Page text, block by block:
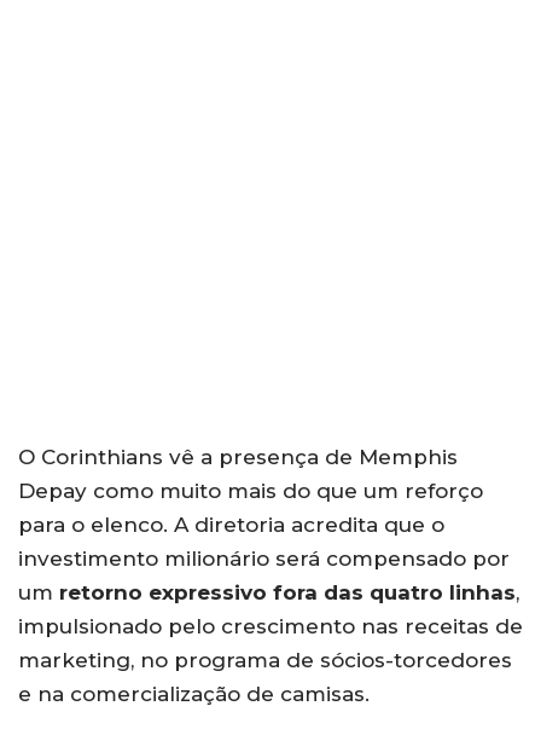
O Corinthians vê a presença de Memphis
Depay como muito mais do que um reforço
para o elenco. A diretoria acredita que o
investimento milionário será compensado por
um retorno expressivo fora das quatro linhas,
impulsionado pelo crescimento nas receitas de
marketing, no programa de sócios-torcedores
e na comercialização de camisas.